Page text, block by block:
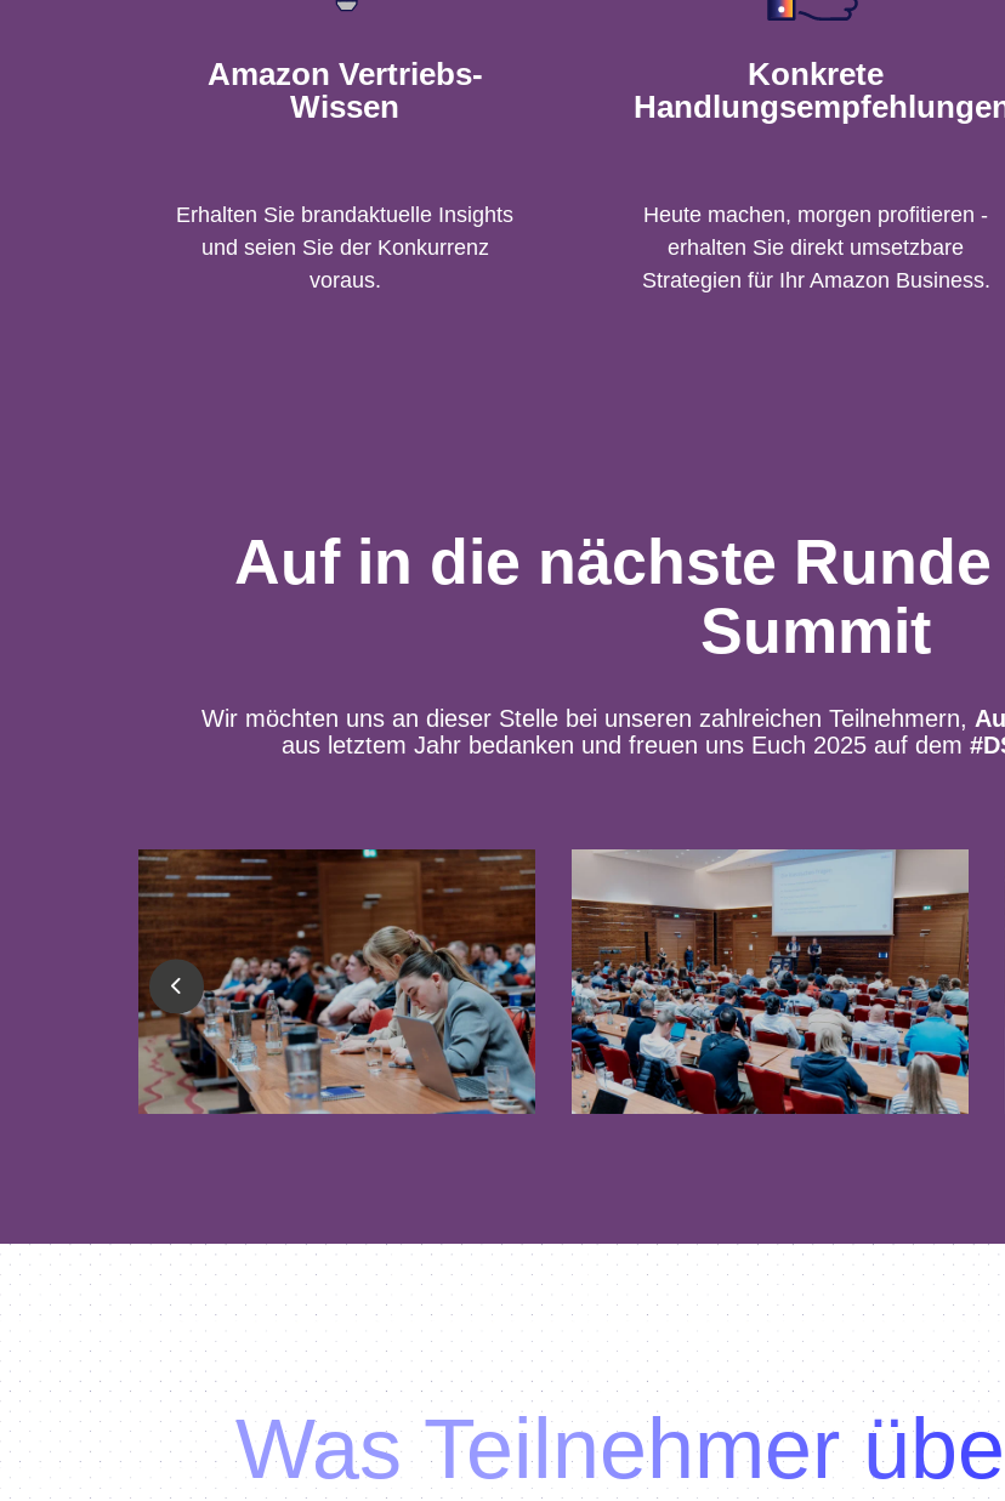
Amazon Vertriebs-
Wissen
Erhalten Sie brandaktuelle Insights
und seien Sie der Konkurrenz
voraus.
Konkrete
Heute machen, morgen profitieren -
erhalten Sie direkt umsetzbare
Strategien für Ihr Amazon Business.
Auf in die nächste
Summit
Wir möchten uns an dieser Stelle bei unseren zahlreichen Teilnehmern,
aus letztem Jahr bedanken und freuen uns Euch 2025 auf dem
Was Teilnehmer